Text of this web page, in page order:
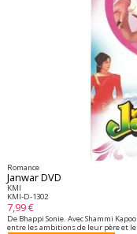
Romance
Janwar DVD
KMI
KMI-D-1302
7,99 €
De Bhappi Sonie. Avec Shammi
entre les ambitions de leur père et